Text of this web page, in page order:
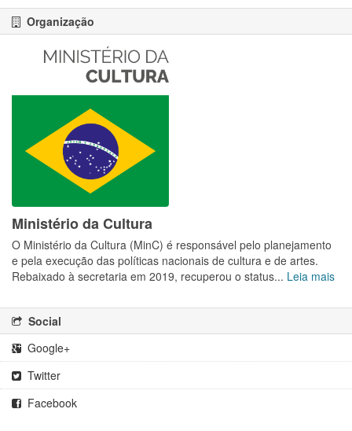
Organização
Ministério da Cultura
O Ministério da Cultura (MinC) é responsável pelo planejamento
e pela execução das políticas nacionais de cultura e de artes.
Rebaixado à secretaria em 2019, recuperou o status... Leia mais
Social
Google+
Twitter
Facebook